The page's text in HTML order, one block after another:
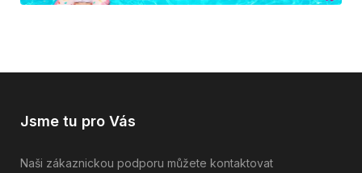
Jsme tu pro Vás
Naši zákaznickou podporu můžete kontaktovat